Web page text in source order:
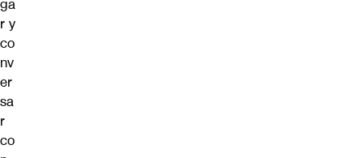
ga
r y
co
nv
er
sa
r
co